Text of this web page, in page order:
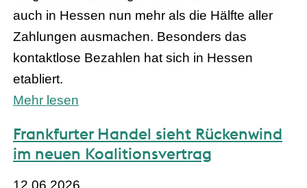
auch in Hessen nun mehr als die Hälfte aller
Zahlungen ausmachen. Besonders das
kontaktlose Bezahlen hat sich in Hessen
etabliert.
Mehr lesen
Frankfurter Handel sieht Rückenwind
im neuen Koalitionsvertrag
12.06.2026